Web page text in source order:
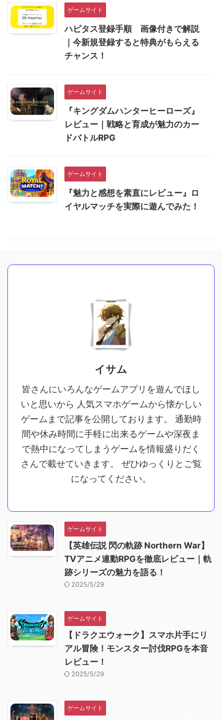
ゲームサイト
ハピタス登録手順 画像付きで解説
｜今新規登録すると特典がもらえる
チャンス！
ゲームサイト
『キングダムハンターヒーローズ』
レビュー｜戦略と育成が魅力のカー
ドバトルRPG
ゲームサイト
『魅力と感想を素直にレビュー』ロ
イヤルマッチを実際に遊んでみた！
イサム
皆さんにいろんなゲームアプリを遊んでほし
いと思いから 人気スマホゲームから懐かしい
ゲームまで記事を公開しております。 通勤時
間や休み時間に手軽に出来るゲームや深夜ま
で熱中になってしまうゲームを情報盛りだく
さんで載せていきます。 ぜひゆっくりとご覧
になってください。
ゲームサイト
【英雄伝説 閃の軌跡 Northern War】
TVアニメ連動RPGを徹底レビュー｜軌
跡シリーズの魅力を語る！
2025/5/29
ゲームサイト
【ドラクエウォーク】スマホ片手にリ
アル冒険！モンスター討伐RPGを本音
レビュー！
2025/5/29
ゲームサイト